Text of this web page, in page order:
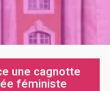
une cagnotte
féministe